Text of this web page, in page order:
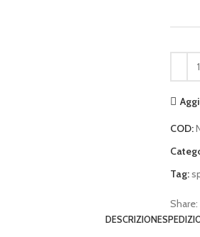
COD:
Tag:
Share:
DESCRIZIONE